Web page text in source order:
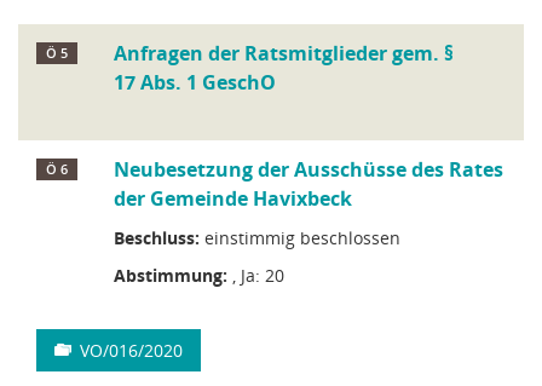
Ö 5
Anfragen der Ratsmitglieder gem. §
17 Abs. 1 GeschO
Ö 6
Neubesetzung der Ausschüsse des Rates
der Gemeinde Havixbeck
Beschluss: einstimmig beschlossen
Abstimmung: , Ja: 20
VO/016/2020